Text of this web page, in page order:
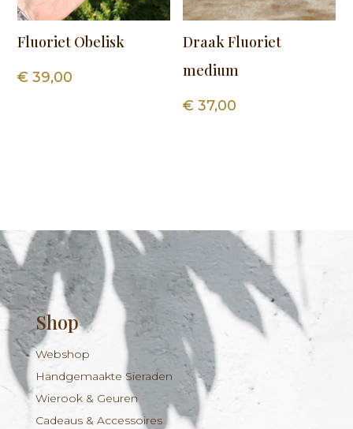
Fluoriet Obelisk
€ 39,00
Draak Fluoriet
medium
€ 37,00
Shop
Webshop
Handgemaakte Sieraden
Wierook & Geuren
Cadeaus & Accessoires